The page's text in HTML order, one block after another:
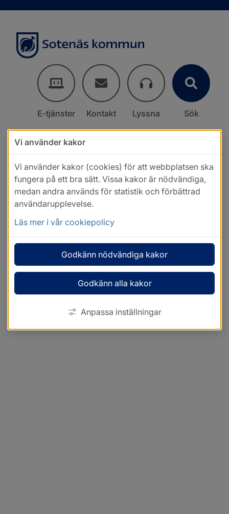
E-tjänster Kontakt Lyssna Sök
Vi använder kakor
Vi använder kakor (cookies) för att webbplatsen ska
fungera på ett bra sätt. Vissa kakor är nödvändiga,
medan andra används för statistik och förbättrad
användarupplevelse.
Läs mer i vår cookiepolicy
Godkänn nödvändiga kakor
Godkänn alla kakor
Anpassa inställningar